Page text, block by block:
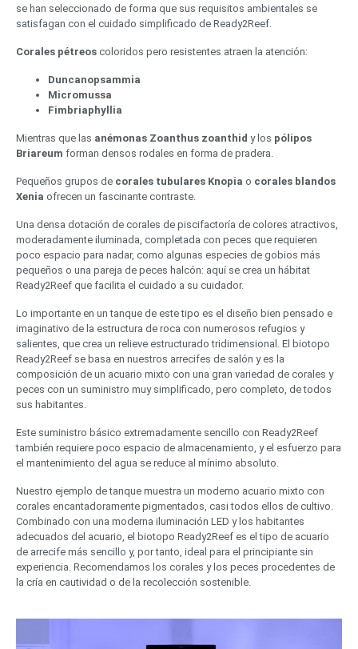
se han seleccionado de forma que sus requisitos ambientales se
satisfagan con el cuidado simplificado de Ready2Reef.
Corales pétreos coloridos pero resistentes atraen la atención:
Duncanopsammia
Micromussa
Fimbriaphyllia
Mientras que las anémonas Zoanthus zoanthid y los pólipos
Briareum forman densos rodales en forma de pradera.
Pequeños grupos de corales tubulares Knopia o corales blandos
Xenia ofrecen un fascinante contraste.
Una densa dotación de corales de piscifactoría de colores atractivos,
moderadamente iluminada, completada con peces que requieren
poco espacio para nadar, como algunas especies de gobios más
pequeños o una pareja de peces halcón: aquí se crea un hábitat
Ready2Reef que facilita el cuidado a su cuidador.
Lo importante en un tanque de este tipo es el diseño bien pensado e
imaginativo de la estructura de roca con numerosos refugios y
salientes, que crea un relieve estructurado tridimensional. El biotopo
Ready2Reef se basa en nuestros arrecifes de salón y es la
composición de un acuario mixto con una gran variedad de corales y
peces con un suministro muy simplificado, pero completo, de todos
sus habitantes.
Este suministro básico extremadamente sencillo con Ready2Reef
también requiere poco espacio de almacenamiento, y el esfuerzo para
el mantenimiento del agua se reduce al mínimo absoluto.
Nuestro ejemplo de tanque muestra un moderno acuario mixto con
corales encantadoramente pigmentados, casi todos ellos de cultivo.
Combinado con una moderna iluminación LED y los habitantes
adecuados del acuario, el biotopo Ready2Reef es el tipo de acuario
de arrecife más sencillo y, por tanto, ideal para el principiante sin
experiencia. Recomendamos los corales y los peces procedentes de
la cría en cautividad o de la recolección sostenible.